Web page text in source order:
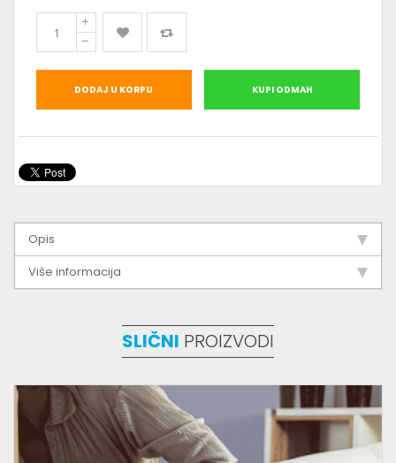
DODAJ U KORPU KUPI ODMAH
Opis
Više informacija
SLIČNI PROIZVODI